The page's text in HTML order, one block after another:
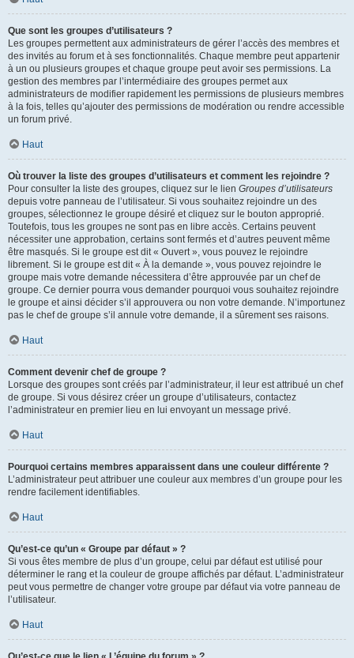
Que sont les groupes d’utilisateurs ?
Les groupes permettent aux administrateurs de gérer l’accès des membres et
des invités au forum et à ses fonctionnalités. Chaque membre peut appartenir
à un ou plusieurs groupes et chaque groupe peut avoir ses permissions. La
gestion des membres par l’intermédiaire des groupes permet aux
administrateurs de modifier rapidement les permissions de plusieurs membres
à la fois, telles qu’ajouter des permissions de modération ou rendre accessible
un forum privé.
Haut
Où trouver la liste des groupes d’utilisateurs et comment les rejoindre ?
Pour consulter la liste des groupes, cliquez sur le lien Groupes d’utilisateurs
depuis votre panneau de l’utilisateur. Si vous souhaitez rejoindre un des
groupes, sélectionnez le groupe désiré et cliquez sur le bouton approprié.
Toutefois, tous les groupes ne sont pas en libre accès. Certains peuvent
nécessiter une approbation, certains sont fermés et d’autres peuvent même
être masqués. Si le groupe est dit « Ouvert », vous pouvez le rejoindre
librement. Si le groupe est dit « À la demande », vous pouvez rejoindre le
groupe mais votre demande nécessitera d’être approuvée par un chef de
groupe. Ce dernier pourra vous demander pourquoi vous souhaitez rejoindre
le groupe et ainsi décider s’il approuvera ou non votre demande. N’importunez
pas le chef de groupe s’il annule votre demande, il a sûrement ses raisons.
Haut
Comment devenir chef de groupe ?
Lorsque des groupes sont créés par l’administrateur, il leur est attribué un chef
de groupe. Si vous désirez créer un groupe d’utilisateurs, contactez
l’administrateur en premier lieu en lui envoyant un message privé.
Haut
Pourquoi certains membres apparaissent dans une couleur différente ?
L’administrateur peut attribuer une couleur aux membres d’un groupe pour les
rendre facilement identifiables.
Haut
Qu’est-ce qu’un « Groupe par défaut » ?
Si vous êtes membre de plus d’un groupe, celui par défaut est utilisé pour
déterminer le rang et la couleur de groupe affichés par défaut. L’administrateur
peut vous permettre de changer votre groupe par défaut via votre panneau de
l’utilisateur.
Haut